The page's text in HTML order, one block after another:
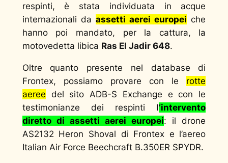
respinti, è stata individuata in acque
internazionali da assetti aerei europei che
hanno poi mandato, per la cattura, la
motovedetta libica Ras El Jadir 648.
Oltre quanto presente nel database di
Frontex, possiamo provare con le rotte
aeree del sito ADB-S Exchange e con le
testimonianze dei respinti l’intervento
diretto di assetti aerei europei: il drone
AS2132 Heron Shoval di Frontex e l’aereo
Italian Air Force Beechcraft B.350ER SPYDR.